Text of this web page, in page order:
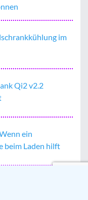
im
Qi2 v2.2
ein
beim Laden hilft